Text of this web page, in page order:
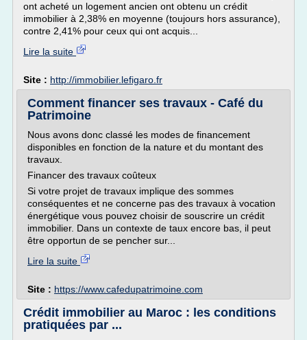
ont acheté un logement ancien ont obtenu un crédit
immobilier à 2,38% en moyenne (toujours hors assurance),
contre 2,41% pour ceux qui ont acquis...
Lire la suite
Site : http://immobilier.lefigaro.fr
Comment financer ses travaux - Café du
Patrimoine
Nous avons donc classé les modes de financement
disponibles en fonction de la nature et du montant des
travaux.
Financer des travaux coûteux
Si votre projet de travaux implique des sommes
conséquentes et ne concerne pas des travaux à vocation
énergétique vous pouvez choisir de souscrire un crédit
immobilier. Dans un contexte de taux encore bas, il peut
être opportun de se pencher sur...
Lire la suite
Site : https://www.cafedupatrimoine.com
Crédit immobilier au Maroc : les conditions
pratiquées par ...